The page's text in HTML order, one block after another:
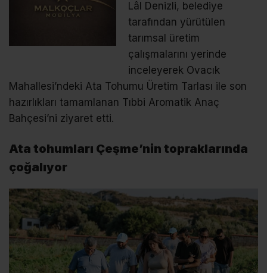
Lâl Denizli, belediye
tarafından yürütülen
tarımsal üretim
çalışmalarını yerinde
inceleyerek Ovacık
Mahallesi’ndeki Ata Tohumu Üretim Tarlası ile son
hazırlıkları tamamlanan Tıbbi Aromatik Anaç
Bahçesi’ni ziyaret etti.
Ata tohumları Çeşme’nin topraklarında
çoğalıyor